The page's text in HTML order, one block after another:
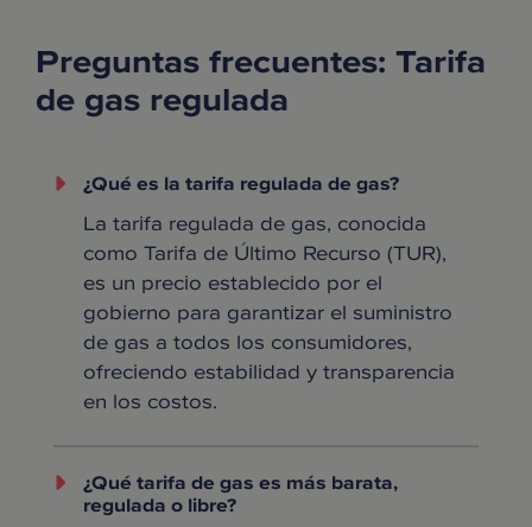
Preguntas frecuentes: Tarifa
de gas regulada
¿Qué es la tarifa regulada de gas?
La tarifa regulada de gas, conocida
como Tarifa de Último Recurso (TUR),
es un precio establecido por el
gobierno para garantizar el suministro
de gas a todos los consumidores,
ofreciendo estabilidad y transparencia
en los costos.
¿Qué tarifa de gas es más barata,
regulada o libre?